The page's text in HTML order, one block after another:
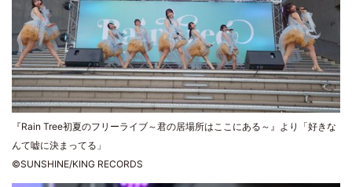
『Rain Tree初夏のフリーライブ～君の居場所はここにある～』より「好きな
んて嘘に決まってる」
©SUNSHINE/KING RECORDS